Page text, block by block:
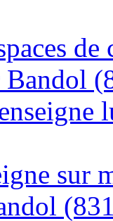
Bandol
sur